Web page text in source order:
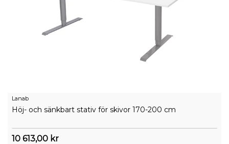
Lanab
Höj- och sänkbart stativ för skivor 170-200 cm
10 613,00 kr